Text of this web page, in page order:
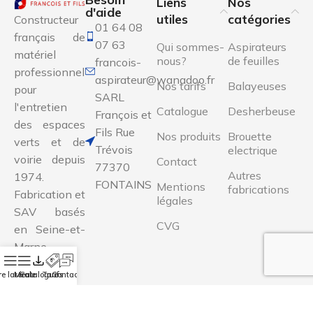
Constructeur
français de
matériel
professionnel
pour
l'entretien
des espaces
verts et de
voirie depuis
1974.
Fabrication et
SAV basés
en Seine-et-
Marne.
d'aide
01 64 08
07 63
francois-
aspirateur@wanadoo.fr
SARL
François et
Fils Rue
Trévois
77370
FONTAINS
utiles
Qui sommes-
nous?
Nos tarifs
Catalogue
Nos produits
Contact
Mentions
légales
CVG
catégories
Aspirateurs
de feuilles
Balayeuses
Desherbeuse
Brouette
electrique
Autres
fabrications
latérale
Menu
Catalogue
TarifsContact